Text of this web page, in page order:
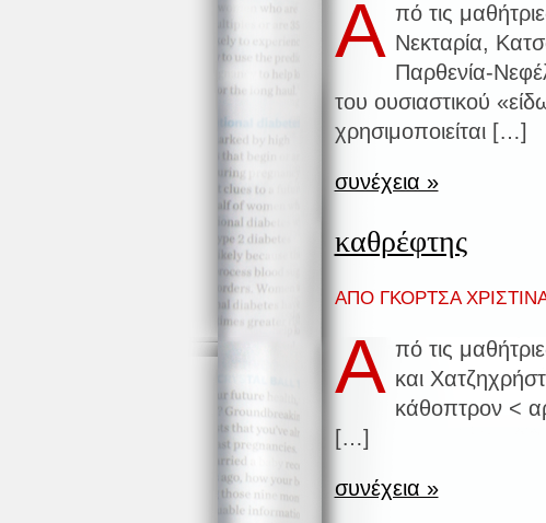
Α πό τις
Νεκταρία,
Παρθενία-
του ουσιαστικού
χρησιμοποιείται […]
συνέχεια »
καθρέφτης
ΑΠΟ ΓΚΟΡΤΣΑ ΧΡΙΣΤΙΝΑ
Α πό τις
και
κάθοπτρον <
[…]
συνέχεια »